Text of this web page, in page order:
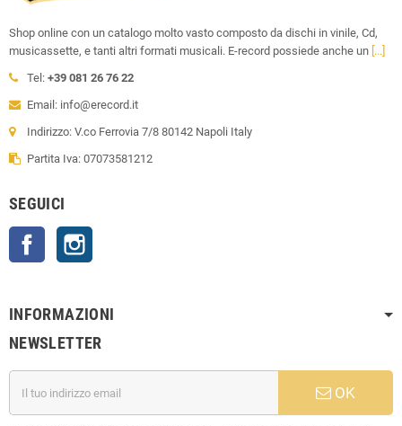
Shop online con un catalogo molto vasto composto da dischi in vinile, Cd,
musicassette, e tanti altri formati musicali. E-record possiede anche un [...]
Tel: +39 081 26 76 22
Email: info@erecord.it
Indirizzo: V.co Ferrovia 7/8 80142 Napoli Italy
Partita Iva: 07073581212
SEGUICI
Facebook
INFORMAZIONI
NEWSLETTER
OK